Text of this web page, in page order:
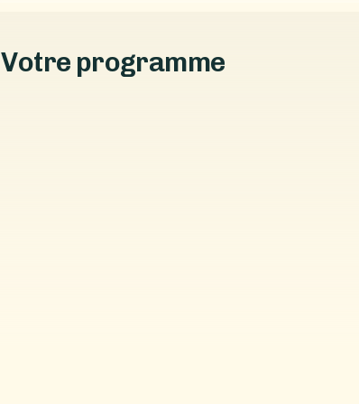
Votre programme